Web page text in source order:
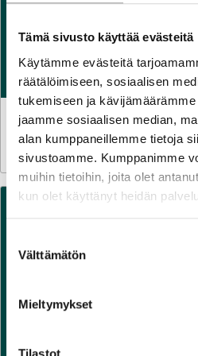
Tämä sivusto käyttää evästeitä
Käytämme evästeitä
räätälöimiseen, sosiaalisen
tukemiseen ja
jaamme sosiaalisen median,
alan kumppaneillemme tietoja
sivustoamme. Kumppanimme
muihin tietoihin, joita olet
kun olet käyttänyt heidän
valinta
Välttämätön
Mieltymykset
TILASTOT 30.7.2026
Sähkön käyttö kasvoi